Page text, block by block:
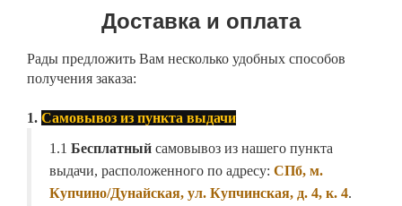
Доставка и оплата
Рады предложить Вам несколько удобных способов
получения заказа:
1. Самовывоз из пункта выдачи
1.1 Бесплатный самовывоз из нашего пункта
выдачи, расположенного по адресу: СПб, м.
Купчино/Дунайская, ул. Купчинская, д. 4, к. 4.